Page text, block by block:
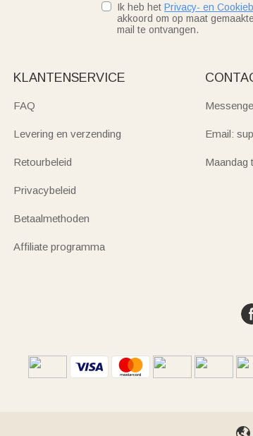
Ik heb het Privacy- en
akkoord om op maat
mail te ontvangen.
KLANTENSERVICE
FAQ
Levering en verzending
Retourbeleid
Privacybeleid
Betaalmethoden
Affiliate programma
Email:
Maandag